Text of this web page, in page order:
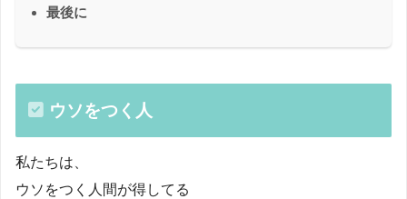
最後に
ウソをつく人
私たちは、
ウソをつく人間が得してる